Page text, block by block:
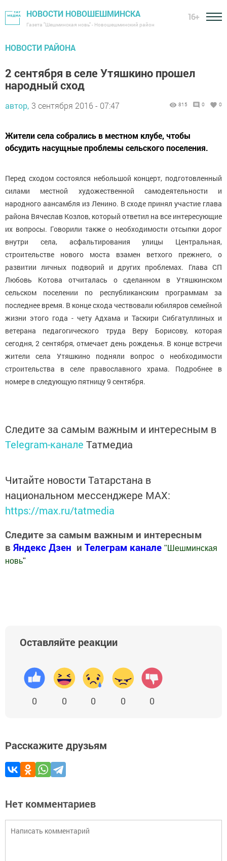
НОВОСТИ НОВОШЕШМИНСКА
Газета "Шешминская новь" - Новошешминский район
16+
НОВОСТИ РАЙОНА
2 сентября в селе Утяшкино прошел
народный сход
автор, 3 сентября 2016 - 07:47 815 0 0
Жители села собрались в местном клубе, чтобы
обсудить насущные проблемы сельского поселения.
Перед сходом состоялся небольшой концерт, подготовленный
силами местной художественной самодеятельности и
народного аансамбля из Ленино. В сходе принял участие глава
района Вячеслав Козлов, который ответил на все интересующие
их вопросы. Говорили также о необходимости отсыпки дорог
внутри села, асфальтирования улицы Центральная,
строительстве нового моста взамен ветхого прежнего, о
развитии личных подворий и других проблемах. Глава СП
Любовь Котова отчиталась о сделанном в Утяшкинском
сельском поселении по республиканским программам за
последнее время. В конце схода чествовали юбиляров семейной
жизни этого года - чету Адхама и Таскири Сибгатуллиных и
ветерана педагогического труда Веру Борисову, которая
сегодня, 2 сентября, отмечает день рожденья. В конце встречи
жители села Утяшкино подняли вопрос о необходимости
строительства в селе православного храма. Подробнее в
номере в следующую пятницу 9 сентября.
Следите за самым важным и интересным в
Telegram-канале Татмедиа
Читайте новости Татарстана в
национальном мессенджере MАХ:
https://max.ru/tatmedia
Следите за самым важным и интересным
в Яндекс Дзен и Телеграм канале " Шешминская
новь"
Оставляйте реакции
0 0 0 0 0
Расскажите друзьям
Нет комментариев